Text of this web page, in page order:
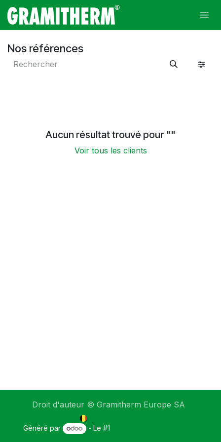
Se rendre au contenu
Nos références
Aucun résultat trouvé pour ""
Voir tous les clients
Droit d'auteur © Gramitherm Europe SA
Généré par
- Le #1